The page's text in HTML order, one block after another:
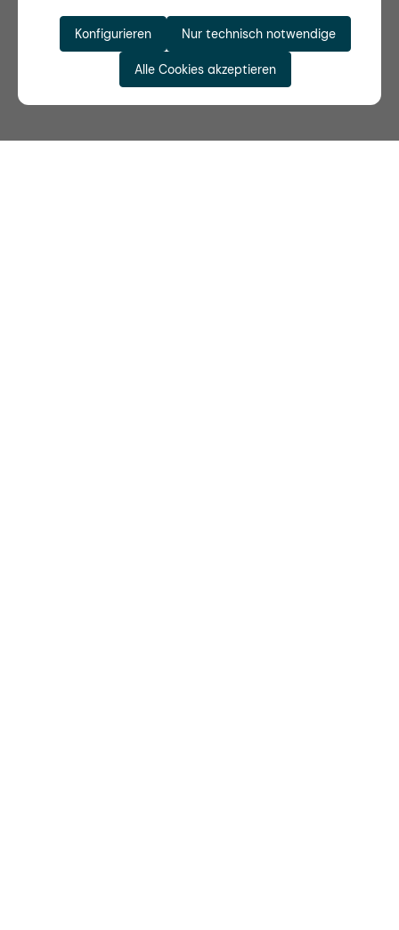
Nur technisch notwendige
Konfigurieren
Alle Cookies akzeptieren